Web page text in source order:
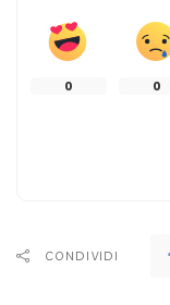
0 0
CONDIVIDI